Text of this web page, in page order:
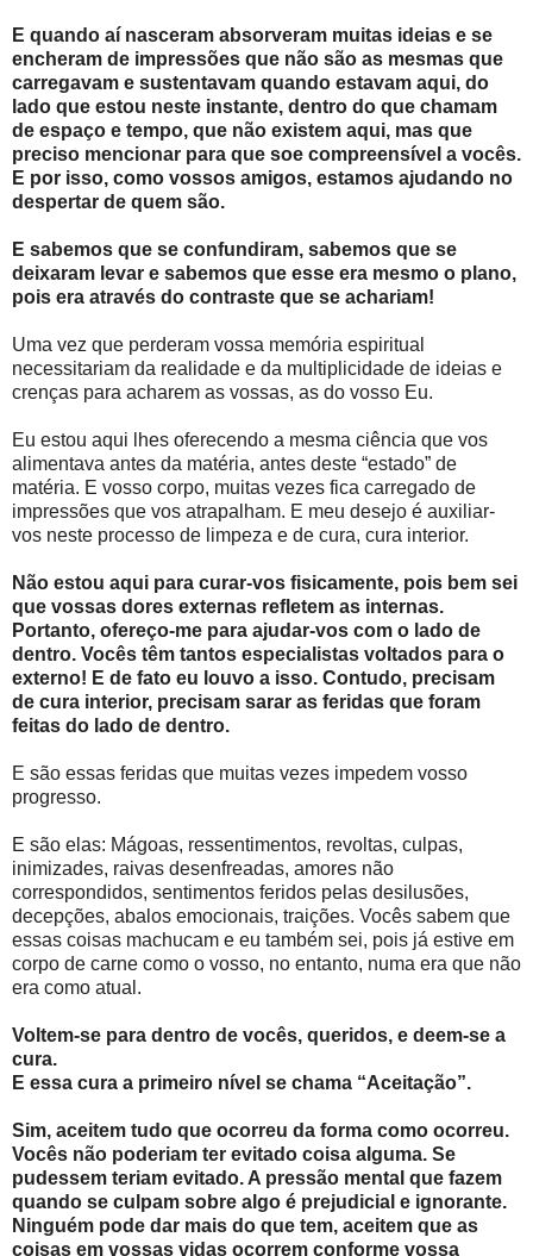
E quando aí nasceram absorveram muitas ideias e se
encheram de impressões que não são as mesmas que
carregavam e sustentavam quando estavam aqui, do
lado que estou neste instante, dentro do que chamam
de espaço e tempo, que não existem aqui, mas que
preciso mencionar para que soe compreensível a vocês.
E por isso, como vossos amigos, estamos ajudando no
despertar de quem são.
E sabemos que se confundiram, sabemos que se
deixaram levar e sabemos que esse era mesmo o plano,
pois era através do contraste que se achariam!
Uma vez que perderam vossa memória espiritual
necessitariam da realidade e da multiplicidade de ideias e
crenças para acharem as vossas, as do vosso Eu.
Eu estou aqui lhes oferecendo a mesma ciência que vos
alimentava antes da matéria, antes deste “estado” de
matéria. E vosso corpo, muitas vezes fica carregado de
impressões que vos atrapalham. E meu desejo é auxiliar-
vos neste processo de limpeza e de cura, cura interior.
Não estou aqui para curar-vos fisicamente, pois bem sei
que vossas dores externas refletem as internas.
Portanto, ofereço-me para ajudar-vos com o lado de
dentro. Vocês têm tantos especialistas voltados para o
externo! E de fato eu louvo a isso. Contudo, precisam
de cura interior, precisam sarar as feridas que foram
feitas do lado de dentro.
E são essas feridas que muitas vezes impedem vosso
progresso.
E são elas: Mágoas, ressentimentos, revoltas, culpas,
inimizades, raivas desenfreadas, amores não
correspondidos, sentimentos feridos pelas desilusões,
decepções, abalos emocionais, traições. Vocês sabem que
essas coisas machucam e eu também sei, pois já estive em
corpo de carne como o vosso, no entanto, numa era que não
era como atual.
Voltem-se para dentro de vocês, queridos, e deem-se a
cura.
E essa cura a primeiro nível se chama “Aceitação”.
Sim, aceitem tudo que ocorreu da forma como ocorreu.
Vocês não poderiam ter evitado coisa alguma. Se
pudessem teriam evitado. A pressão mental que fazem
quando se culpam sobre algo é prejudicial e ignorante.
Ninguém pode dar mais do que tem, aceitem que as
coisas em vossas vidas ocorrem conforme vossa